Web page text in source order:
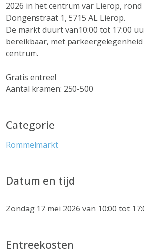
2026 in het centrum var Lierop, rond
Dongenstraat 1, 5715 AL Lierop.
De markt duurt van10:00 tot 17:00
bereikbaar, met
centrum.
Gratis entree!
Aantal kramen: 250-500
Categorie
Rommelmarkt
Datum en tijd
Zondag 17 mei 2026 van 10:00 tot
Entreekosten